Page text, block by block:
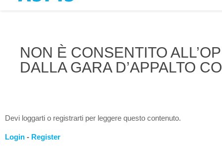
NON È CONSENTITO
DALLA GARA D’APPALTO
Devi loggarti o registrarti per leggere questo contenuto.
Login - Register